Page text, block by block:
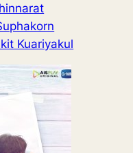
Kuariyakul